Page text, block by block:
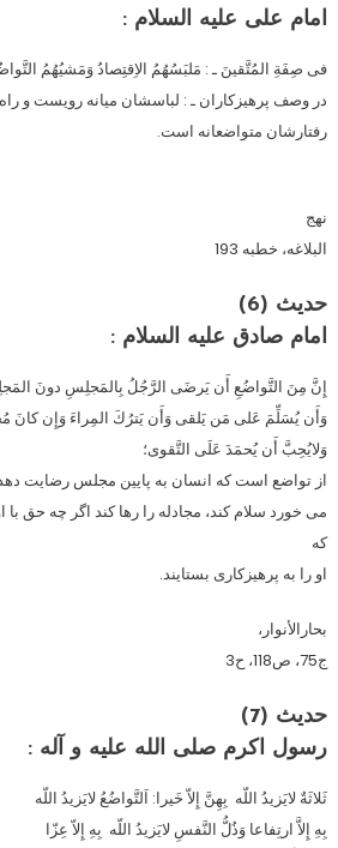
امام على عليه السلام :
فى صِفَةِ المُتَّقينَ ـ : مَلبَسُهُمُ الاِقتِصادُ وَمَشيُهُمُ
در وصف پرهيزكاران ـ : لباسشان ميانه رويست و
رفتارشان متواضعانه است.
نهج
البلاغه، خطبه 193
حدیث (6)
امام صادق عليه السلام :
إِنَّ مِنَ التَّواضُعِ أَن يَرضَى الرَّجُلُ بِالمَجلِسِ دونَ
وَأَن يُسَلِّمَ عَلى مَن يَلقى وَأَن يَترُكَ المِراءَ وَإِن كانَ
وَلايُحِبَّ أَن يُحمَدَ عَلَى التَّقوى؛
از تواضع است كه انسان به پايين مجلس رضايت
مى خورد سلام كند، مجادله را رها كند اگر چه حق
كه
او را به پرهيزكارى بستايند.
بحارالأنوار،
ج75، ص118، ح3
حدیث (7)
رسول اكرم صلى الله عليه و آله :
ثَلاثَةٌ لايَزيدُ اللّه بِهِنَّ إِلاّ خَيرا: اَلتَّواضُعُ لايَزيدُ اللّه
بِهِ إِلاَّ ارتِفاعا وَذُلُّ النَّفسِ لايَزيدُ اللّه بِهِ إِلاّ عِزّا